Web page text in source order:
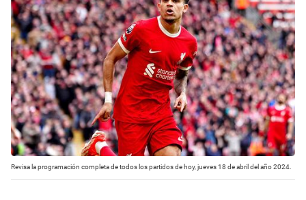
Revisa la programación completa de todos los partidos de hoy, jueves 18 de abril del año 2024.